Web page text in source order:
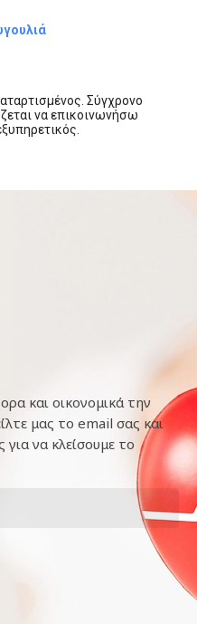
Σύγχρονο
να επικοινωνήσω
και οικονομικά την
μας το email σας και
να κλείσουμε το